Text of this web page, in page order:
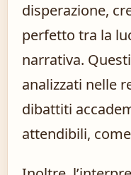
disperazione,
perfetto tra la
narrativa.
analizzati nelle
dibattiti
attendibili,